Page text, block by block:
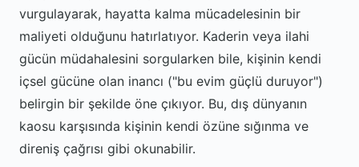
vurgulayarak, hayatta kalma mücadelesinin bir
maliyeti olduğunu hatırlatıyor. Kaderin veya ilahi
gücün müdahalesini sorgularken bile, kişinin kendi
içsel gücüne olan inancı ("bu evim güçlü duruyor")
belirgin bir şekilde öne çıkıyor. Bu, dış dünyanın
kaosu karşısında kişinin kendi özüne sığınma ve
direniş çağrısı gibi okunabilir.